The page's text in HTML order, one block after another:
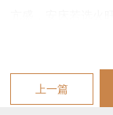
大运流年测算之下
事业运势尚可平稳
上一篇